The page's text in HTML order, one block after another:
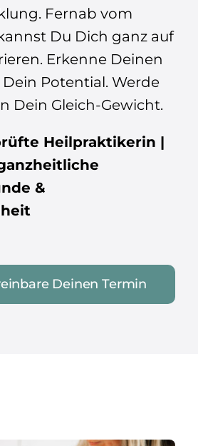
Fernab vom
Du Dich ganz auf
Erkenne Deinen
Potential. Werde
Dein Gleich-Gewicht.
Heilpraktikerin |
&
Deinen Termin